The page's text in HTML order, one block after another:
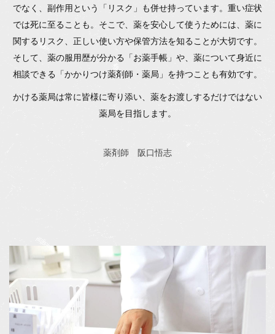
でなく、副作用という「リスク」も併せ持っています。重い症状
では死に至ることも。 そこで、薬を安心して使うためには、薬に
関するリスク、正しい使い方や保管方法を知ることが大切です。
そして、薬の服用歴が分かる「お薬手帳」や、薬について身近に
相談できる「かかりつけ薬剤師・薬局」を持つことも有効です。
かける薬局は常に皆様に寄り添い、薬をお渡しするだけではない
薬局を目指します。
薬剤師 阪口悟志